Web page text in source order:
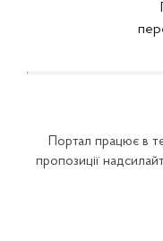
Портал працює в
пропозиції